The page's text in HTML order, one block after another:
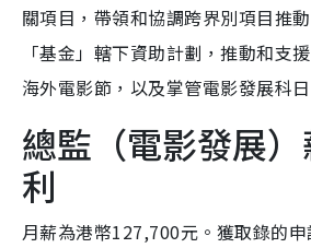
關項目，帶領和協調跨界別項目推
「基金」轄下資助計劃，推動和支
海外電影節，以及掌管電影發展科
總監（電影發展
利
月薪為港幣127,700元。獲取錄的